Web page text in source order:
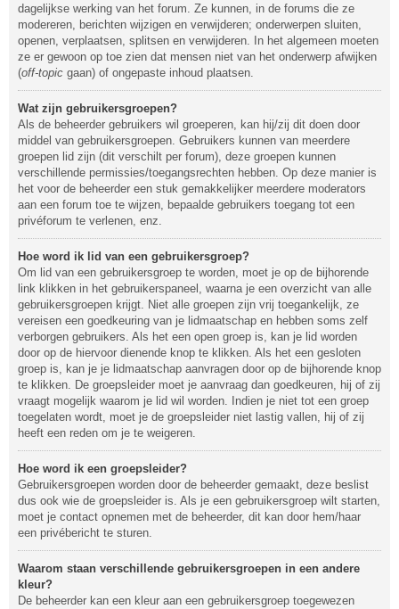
dagelijkse werking van het forum. Ze kunnen, in de forums die ze
modereren, berichten wijzigen en verwijderen; onderwerpen sluiten,
openen, verplaatsen, splitsen en verwijderen. In het algemeen moeten
ze er gewoon op toe zien dat mensen niet van het onderwerp afwijken
(off-topic gaan) of ongepaste inhoud plaatsen.
Wat zijn gebruikersgroepen?
Als de beheerder gebruikers wil groeperen, kan hij/zij dit doen door
middel van gebruikersgroepen. Gebruikers kunnen van meerdere
groepen lid zijn (dit verschilt per forum), deze groepen kunnen
verschillende permissies/toegangsrechten hebben. Op deze manier is
het voor de beheerder een stuk gemakkelijker meerdere moderators
aan een forum toe te wijzen, bepaalde gebruikers toegang tot een
privéforum te verlenen, enz.
Hoe word ik lid van een gebruikersgroep?
Om lid van een gebruikersgroep te worden, moet je op de bijhorende
link klikken in het gebruikerspaneel, waarna je een overzicht van alle
gebruikersgroepen krijgt. Niet alle groepen zijn vrij toegankelijk, ze
vereisen een goedkeuring van je lidmaatschap en hebben soms zelf
verborgen gebruikers. Als het een open groep is, kan je lid worden
door op de hiervoor dienende knop te klikken. Als het een gesloten
groep is, kan je je lidmaatschap aanvragen door op de bijhorende knop
te klikken. De groepsleider moet je aanvraag dan goedkeuren, hij of zij
vraagt mogelijk waarom je lid wil worden. Indien je niet tot een groep
toegelaten wordt, moet je de groepsleider niet lastig vallen, hij of zij
heeft een reden om je te weigeren.
Hoe word ik een groepsleider?
Gebruikersgroepen worden door de beheerder gemaakt, deze beslist
dus ook wie de groepsleider is. Als je een gebruikersgroep wilt starten,
moet je contact opnemen met de beheerder, dit kan door hem/haar
een privébericht te sturen.
Waarom staan verschillende gebruikersgroepen in een andere
kleur?
De beheerder kan een kleur aan een gebruikersgroep toegewezen